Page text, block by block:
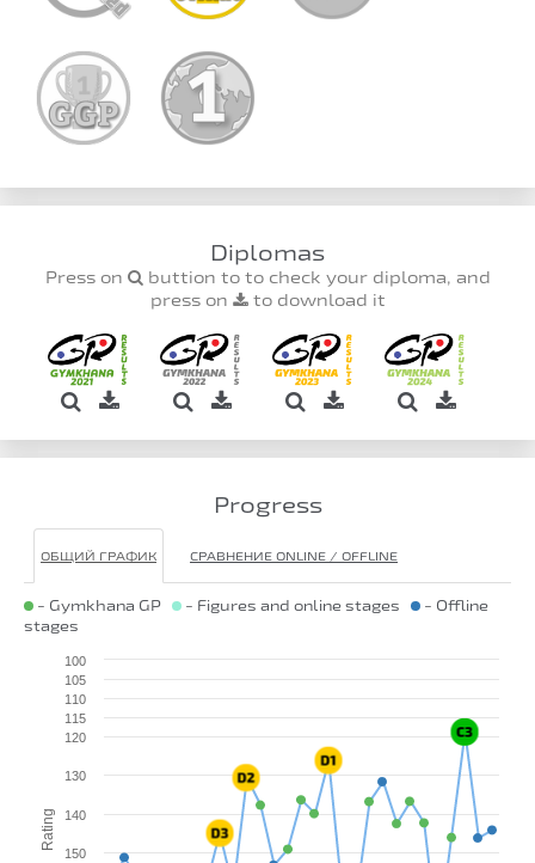
Diplomas
Press on
buttion to to check your diploma, and
press on
to download it
Progress
ОБЩИЙ ГРАФИК СРАВНЕНИЕ ONLINE / OFFLINE
- Gymkhana GP - Figures and online stages
- Offline
stages
Rating
100
105
110
115
120
130
140
150